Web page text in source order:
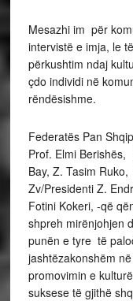
Mesazhi im për
intervistë e imja, le
përkushtim ndaj
çdo individi në
rëndësishme.
Federatës Pan
Prof. Elmi Berishës,
Bay, Z. Tasim
Zv/Presidenti Z.
Fotini Kokeri, -që
shpreh mirënjohjen
punën e tyre të
jashtëzakonshëm
promovimin e
suksese të gjithë